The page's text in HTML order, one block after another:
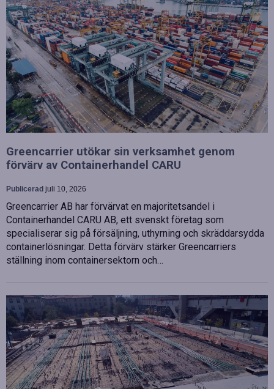
Greencarrier utökar sin verksamhet genom
förvärv av Containerhandel CARU
Publicerad juli 10, 2026
Greencarrier AB har förvärvat en majoritetsandel i
Containerhandel CARU AB, ett svenskt företag som
specialiserar sig på försäljning, uthyrning och skräddarsydda
containerlösningar. Detta förvärv stärker Greencarriers
ställning inom containersektorn och…